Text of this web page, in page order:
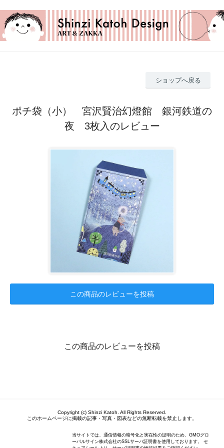
ショップへ戻る
ポチ袋（小） 宮沢賢治幻燈館 銀河鉄道の
夜 3枚入のレビュー
この商品のレビューを投稿
この商品のレビューを投稿
Copyright (c) Shinzi Katoh. All Rights Reserved.
このホームページに掲載の記事・写真・図表などの無断転載を禁止します。
当サイトでは、通信情報の暗号化と実在性の証明のため、GMOグロ
ーバルサイン株式会社のSSLサーバ証明書を使用しております。 セ